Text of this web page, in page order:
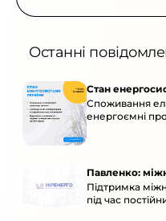
Останні
Стан
Споживання
енергоємні
Павленко:
Підтримка
під час